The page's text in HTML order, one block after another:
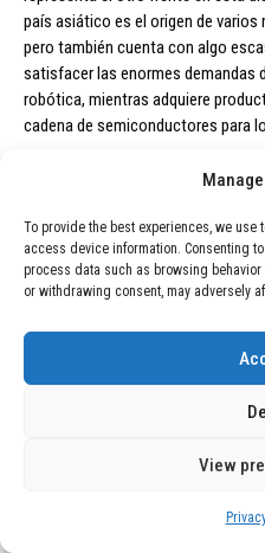
To provide the best experiences, we
access device information. Consenting
process data such as browsing
or withdrawing consent, may adversely
View
país asiático es el origen de
pero también cuenta con algo
satisfacer las enormes demandas
robótica, mientras adquiere
cadena de semiconductores para
Se trata de una competencia
individuales que aprovechan las
juego, surgen chances para
dificultades y buscan capitalizar la
establece como una de las
Además, están incursionando en
Japón no ha tenido influencia en